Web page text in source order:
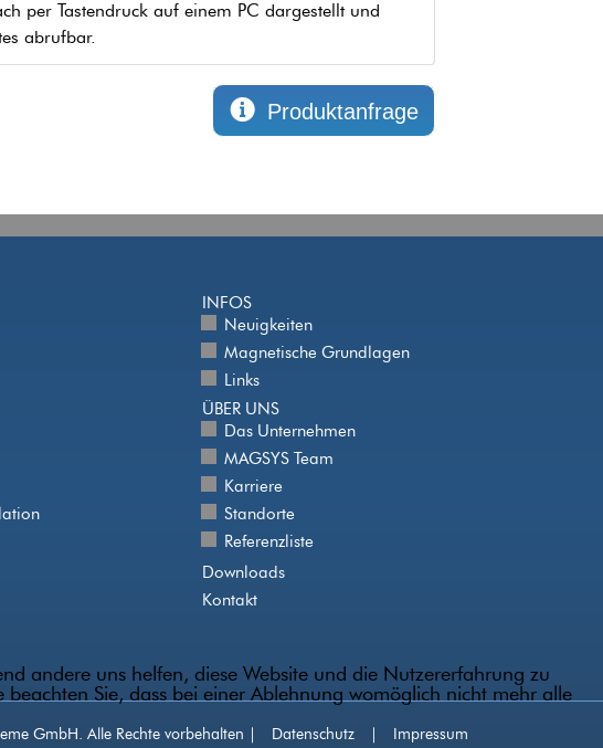
per Tastendruck auf einem PC dargestellt und
abrufbar.
Produktanfrage
INFOS
Neuigkeiten
Magnetische Grundlagen
Links
ÜBER UNS
Das Unternehmen
MAGSYS Team
Karriere
Standorte
Referenzliste
Downloads
Kontakt
GmbH. Alle Rechte vorbehalten | Datenschutz Impressum
andere uns helfen, diese Website und die Nutzererfahrung zu
beachten Sie, dass bei einer Ablehnung womöglich nicht mehr alle